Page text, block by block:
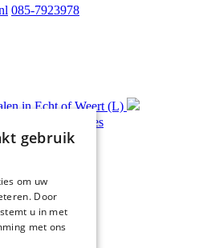
085-7923978
in Echt of Weert (L)
advies
gebruik
om uw
Door
u in met
met ons